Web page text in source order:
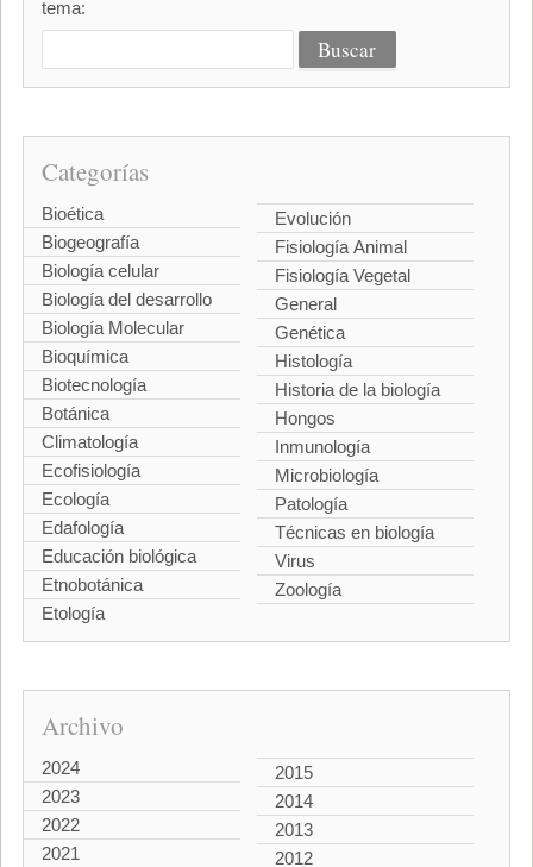
tema:
Categorías
Bioética
Biogeografía
Biología celular
Biología del desarrollo
Biología Molecular
Bioquímica
Biotecnología
Botánica
Climatología
Ecofisiología
Ecología
Edafología
Educación biológica
Etnobotánica
Etología
Evolución
Fisiología Animal
Fisiología Vegetal
General
Genética
Histología
Historia de la biología
Hongos
Inmunología
Microbiología
Patología
Técnicas en biología
Virus
Zoología
Archivo
2024
2023
2022
2021
2015
2014
2013
2012